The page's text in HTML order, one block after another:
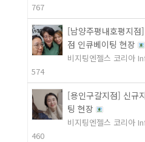
767
[남양주평내호평지점
점 인큐베이팅 현장
비지팅엔젤스 코리아
574
[용인구갈지점] 신규
팅 현장
비지팅엔젤스 코리아
460